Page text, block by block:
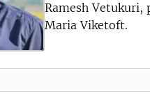
Ramesh
Maria Viketoft.